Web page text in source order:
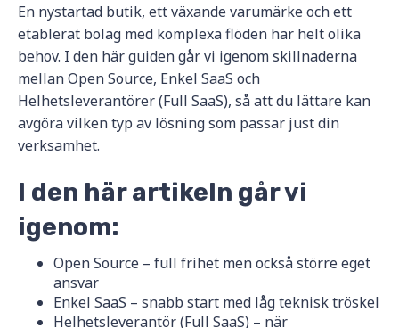
En nystartad butik, ett växande varumärke och ett
etablerat bolag med komplexa flöden har helt olika
behov. I den här guiden går vi igenom skillnaderna
mellan Open Source, Enkel SaaS och
Helhetsleverantörer (Full SaaS), så att du lättare kan
avgöra vilken typ av lösning som passar just din
verksamhet.
I den här artikeln går vi
igenom:
Open Source – full frihet men också större eget
ansvar
Enkel SaaS – snabb start med låg teknisk tröskel
Helhetsleverantör (Full SaaS) – när